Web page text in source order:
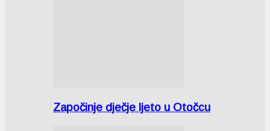
Započinje dječje ljeto u Otočcu